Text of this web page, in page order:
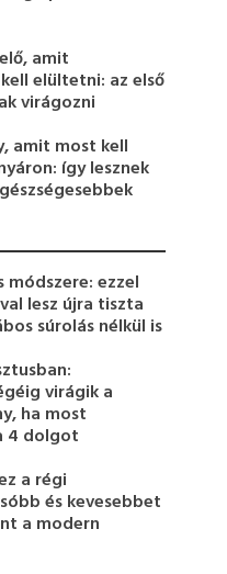
amit
elültetni: az első
virágozni
amit most kell
így lesznek
ezzel
lesz újra tiszta
súrolás nélkül is
virágik a
ha most
4 dolgot
a régi
és kevesebbet
a modern